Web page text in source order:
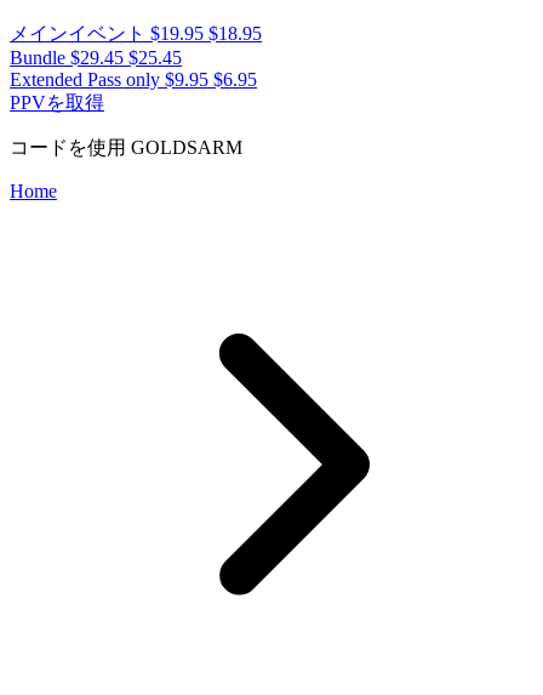
メインイベント $19.95 $18.95
Bundle $29.45 $25.45
Extended Pass only $9.95 $6.95
PPVを取得
コードを使用 GOLDSARM
Home